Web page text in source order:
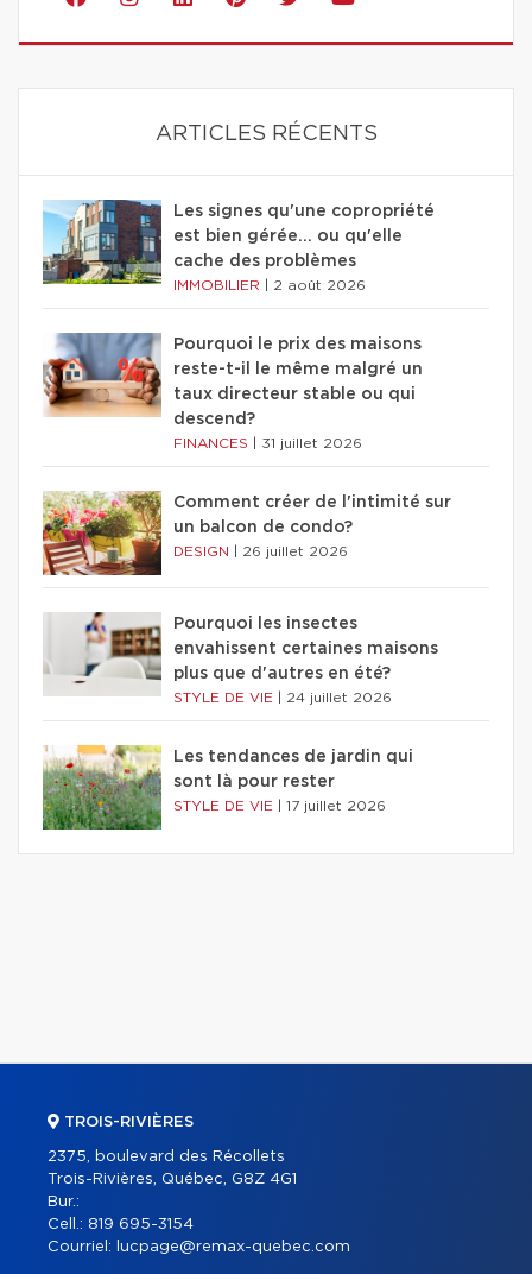
ARTICLES RÉCENTS
Les signes qu'une copropriété
est bien gérée… ou qu'elle
cache des problèmes
IMMOBILIER 2 août 2026
Pourquoi le prix des maisons
reste-t-il le même malgré un
taux directeur stable ou qui
descend?
FINANCES 31 juillet 2026
Comment créer de l'intimité sur
un balcon de condo?
DESIGN 26 juillet 2026
Pourquoi les insectes
envahissent certaines maisons
plus que d'autres en été?
STYLE DE VIE 24 juillet 2026
Les tendances de jardin qui
sont là pour rester
STYLE DE VIE 17 juillet 2026
TROIS-RIVIÈRES
2375, boulevard des Récollets
Trois-Rivières, Québec, G8Z 4G1
Bur.:
Cell.: 819 695-3154
Courriel:
lucpage@remax-quebec.com